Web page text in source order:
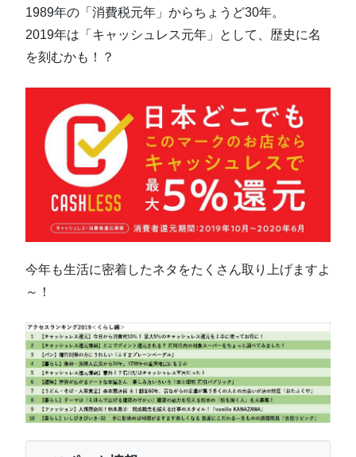
1989年の「消費税元年」からちょうど30年。
2019年は「キャッシュレス元年」として、歴史に名
を刻むかも！？
今年も生活に密着したネタをたくさん取り上げますよ
～！